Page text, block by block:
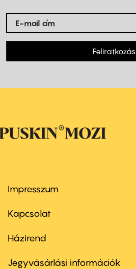
Feliratkozás
Footer
first
Impresszum
Kapcsolat
Footer
second
Házirend
Jegyvásárlási információk